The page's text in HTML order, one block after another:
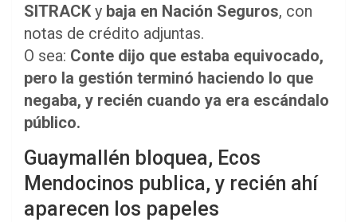
SITRACK y baja en Nación Seguros, con
notas de crédito adjuntas.
O sea: Conte dijo que estaba equivocado,
pero la gestión terminó haciendo lo que
negaba, y recién cuando ya era escándalo
público.
Guaymallén bloquea, Ecos
Mendocinos publica, y recién ahí
aparecen los papeles